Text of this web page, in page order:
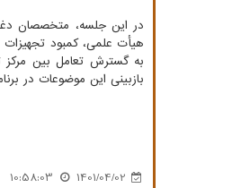
در این جلسه، متخصصان
هیأت علمی، کمبود
به گسترش تعامل بین مرکز
بازبینی این موضوعات در
1401/04/02
10:58:03